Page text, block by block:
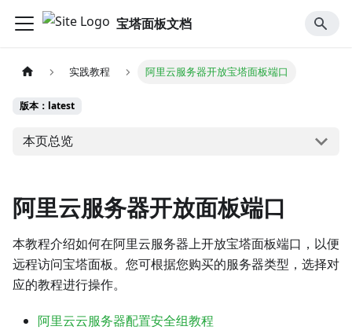
宝塔面板文档
实践教程 阿里云服务器开放宝塔面板端口
版本：latest
本页总览
阿里云服务器开放面板端口
本教程介绍如何在阿里云服务器上开放宝塔面板端口，以便
远程访问宝塔面板。您可根据您购买的服务器类型，选择对
应的教程进行操作。
阿里云云服务器配置安全组教程